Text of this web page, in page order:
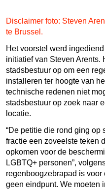
Disclaimer foto: Steven
te Brussel.
Het voorstel werd
initiatief van Steven Arents.
stadsbestuur op om een
installeren ter hoogte van
technische redenen niet
stadsbestuur op zoek naar
locatie.
“De petitie die rond ging
fractie een zoveelste teken
opkomen voor de
LGBTQ+ personen”,
regenboogzebrapad is voor
geen eindpunt. We moeten